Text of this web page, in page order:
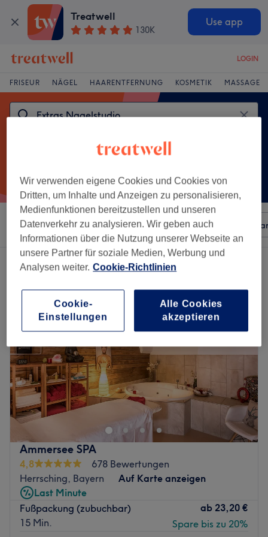
Treatwell
130K
Use app
LOGIN
FRISEUR NÄGEL HAARENTFERNUNG KOSMETIK MASSAGE
Sortieren nach Beliebiger Preis Besonderheiten
Ein Salon, der anbietet: extras nagelstudio in Herrsching, Bayern
Ammersee SPA
4,8
678 Bewertungen
Herrsching, Bayern
Auf Karte anzeigen
Last Minute
Fußpackung (zubuchbar)
15 Min.
ab 23,20 €
Spare bis zu 20%
Wir verwenden eigene Cookies und Cookies von
Dritten, um Inhalte und Anzeigen zu personalisieren,
Medienfunktionen bereitzustellen und unseren
Datenverkehr zu analysieren. Wir geben auch
Informationen über die Nutzung unserer Webseite an
unsere Partner für soziale Medien, Werbung und
Analysen weiter. Cookie-Richtlinien
Cookie-
Einstellungen
Alle Cookies
akzeptieren